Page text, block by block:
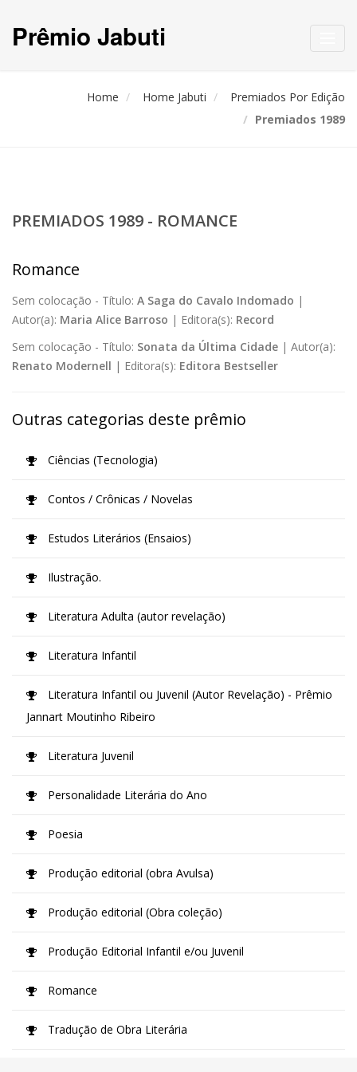
Prêmio Jabuti
Home Home Jabuti
Premiados Por Edição
Premiados 1989
PREMIADOS 1989 - ROMANCE
Romance
Sem colocação - Título: A Saga do Cavalo Indomado |
Autor(a): Maria Alice Barroso | Editora(s): Record
Sem colocação - Título: Sonata da Última Cidade | Autor(a):
Renato Modernell | Editora(s): Editora Bestseller
Outras categorias deste prêmio
Ciências (Tecnologia)
Contos / Crônicas / Novelas
Estudos Literários (Ensaios)
Ilustração.
Literatura Adulta (autor revelação)
Literatura Infantil
Literatura Infantil ou Juvenil (Autor Revelação) - Prêmio
Jannart Moutinho Ribeiro
Literatura Juvenil
Personalidade Literária do Ano
Poesia
Produção editorial (obra Avulsa)
Produção editorial (Obra coleção)
Produção Editorial Infantil e/ou Juvenil
Romance
Tradução de Obra Literária